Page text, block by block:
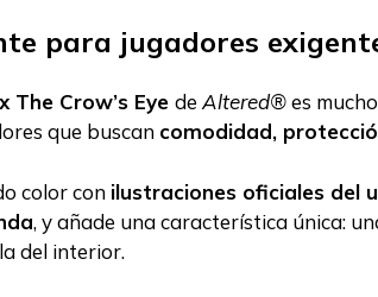
para jugadores
The Crow’s Eye de Altered®es
que buscan comodidad,
color con ilustraciones oficiales del
, y añade una característica única:
del interior.